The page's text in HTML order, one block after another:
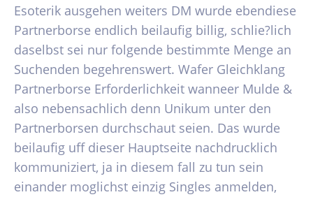
Esoterik ausgehen weiters DM wurde ebendiese
Partnerborse endlich beilaufig billig, schlie?lich
daselbst sei nur folgende bestimmte Menge an
Suchenden begehrenswert. Wafer Gleichklang
Partnerborse Erforderlichkeit wanneer Mulde &
also nebensachlich denn Unikum unter den
Partnerborsen durchschaut seien. Das wurde
beilaufig uff dieser Hauptseite nachdrucklich
kommuniziert, ja in diesem fall zu tun sein
einander moglichst einzig Singles anmelden,